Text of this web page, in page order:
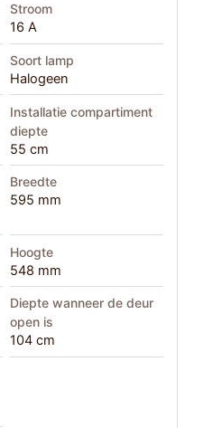
Stroom
16 A
Soort lamp
Halogeen
Installatie compartiment
diepte
55 cm
Breedte
595 mm
Hoogte
548 mm
Diepte wanneer de deur
open is
104 cm